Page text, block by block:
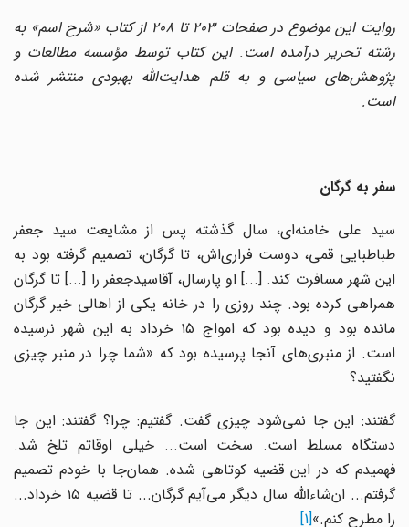
روایت این موضوع در صفحات ۲۰۳ تا ۲۰۸ از کتاب «شرح اسم» به
رشته تحریر درآمده است. این کتاب توسط مؤسسه مطالعات و
پژوهش‌های سیاسی و به قلم هدایت‌الله بهبودی منتشر شده
است.
سفر به گرگان
سید علی خامنه‌ای، سال گذشته پس از مشایعت سید جعفر
طباطبایی قمی، دوست فراری‌اش، تا گرگان، تصمیم گرفته بود به
این شهر مسافرت کند. [...] او پارسال، آقاسیدجعفر را [...] تا گرگان
همراهی کرده بود. چند روزی را در خانه یکی از اهالی خیر گرگان
مانده بود و دیده بود که امواج ۱۵ خرداد به این شهر نرسیده
است. از منبری‌های آنجا پرسیده بود که «شما چرا در منبر چیزی
نگفتید؟
گفتند: این جا نمی‌شود چیزی گفت. گفتیم: چرا؟ گفتند: این جا
دستگاه مسلط است. سخت است... خیلی اوقاتم تلخ شد.
فهمیدم که در این قضیه کوتاهی شده. همان‌جا با خودم تصمیم
گرفتم... ان‌شاءالله سال دیگر می‌آیم گرگان... تا قضیه ۱۵ خرداد...
را مطرح کنم.»[1]